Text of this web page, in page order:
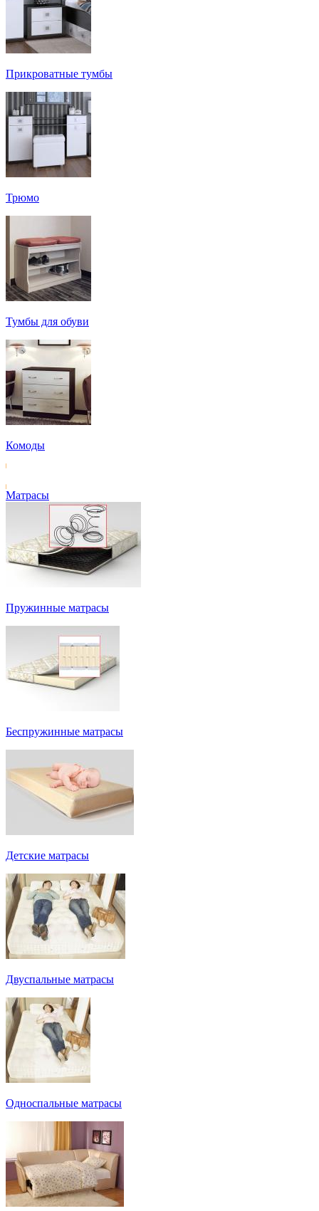
Прикроватные тумбы
Трюмо
Тумбы для обуви
Комоды
Матрасы
Пружинные матрасы
Беспружинные матрасы
Детские матрасы
Двуспальные матрасы
Односпальные матрасы